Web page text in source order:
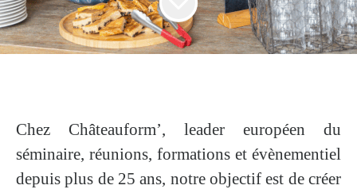
Chez Châteauform’, leader européen du
séminaire, réunions, formations et évènementiel
depuis plus de 25 ans, notre objectif est de créer